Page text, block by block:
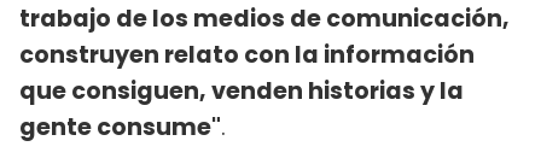
trabajo de los medios de comunicación,
construyen relato con la información
que consiguen, venden historias y la
gente consume".